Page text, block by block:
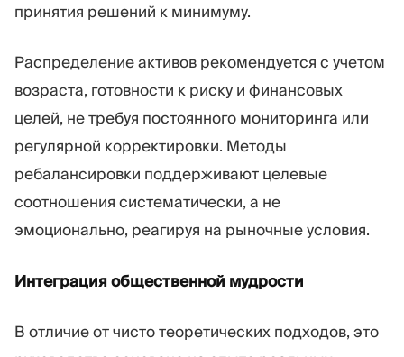
принятия решений к минимуму.
Распределение активов рекомендуется с учетом
возраста, готовности к риску и финансовых
целей, не требуя постоянного мониторинга или
регулярной корректировки. Методы
ребалансировки поддерживают целевые
соотношения систематически, а не
эмоционально, реагируя на рыночные условия.
Интеграция общественной мудрости
В отличие от чисто теоретических подходов, это